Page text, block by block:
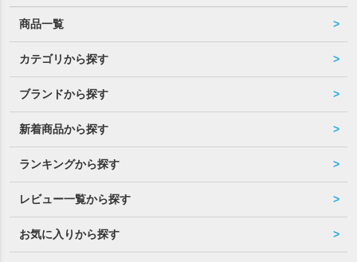
商品一覧
カテゴリから探す
ブランドから探す
新着商品から探す
ランキングから探す
レビュー一覧から探す
お気に入りから探す